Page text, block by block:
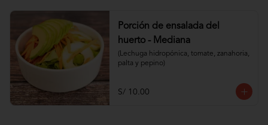
Porción de ensalada del
huerto - Mediana
(Lechuga hidropónica, tomate, zanahoria,
palta y pepino)
S/ 10.00